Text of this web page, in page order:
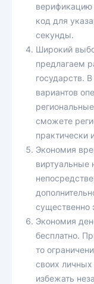
верификацию
код для
секунды.
Широкий
предлагаем
государств.
вариантов
сможете
практически
Экономия
виртуальные
существенно
Экономия
бесплатно.
то
своих
избежать